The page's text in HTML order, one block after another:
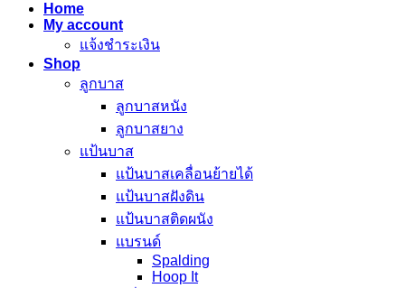
Home
My account
แจ้งชำระเงิน
Shop
ลูกบาส
ลูกบาสหนัง
ลูกบาสยาง
แป้นบาส
แป้นบาสเคลื่อนย้ายได้
แป้นบาสฝังดิน
แป้นบาสติดผนัง
แบรนด์
Spalding
Hoop It